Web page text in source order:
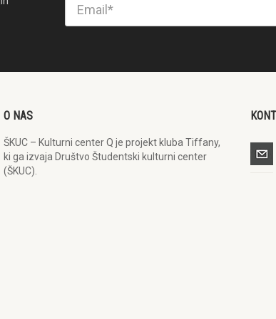
O NAS
ŠKUC – Kulturni center Q je projekt kluba Tiffany,
ki ga izvaja Društvo Študentski kulturni center
(ŠKUC).